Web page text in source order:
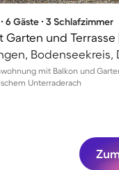
6 Gäste ∙ 3 Schlafzimmer
Garten und Terrasse
Bodenseekreis,
mit Balkon und
Unterraderach